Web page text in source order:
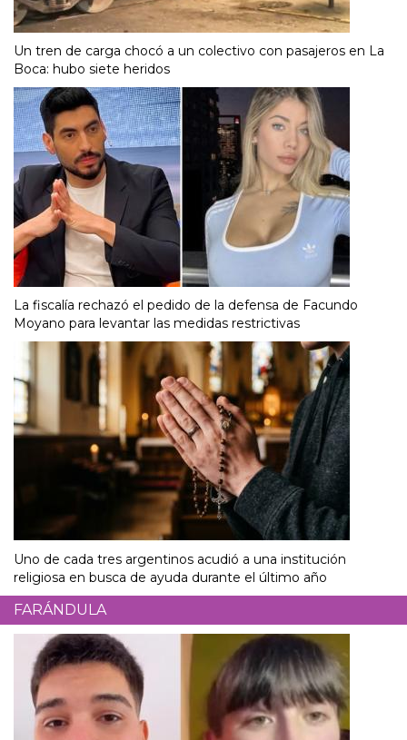
Un tren de carga chocó a un colectivo con pasajeros en La
Boca: hubo siete heridos
La fiscalía rechazó el pedido de la defensa de Facundo
Moyano para levantar las medidas restrictivas
Uno de cada tres argentinos acudió a una institución
religiosa en busca de ayuda durante el último año
FARÁNDULA